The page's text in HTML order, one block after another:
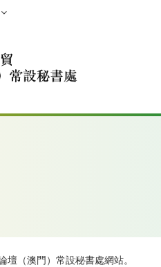
佛得角
（澳門）常設秘書處網站。